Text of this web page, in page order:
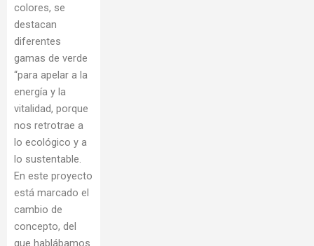
colores, se
destacan
diferentes
gamas de verde
“para apelar a la
energía y la
vitalidad, porque
nos retrotrae a
lo ecológico y a
lo sustentable.
En este proyecto
está marcado el
cambio de
concepto, del
que hablábamos